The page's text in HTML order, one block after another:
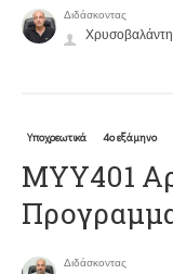
Διδάσκοντας
Υποχρεωτικά 4ο εξάμηνο
ΜΥΥ401
Διδάσκοντας